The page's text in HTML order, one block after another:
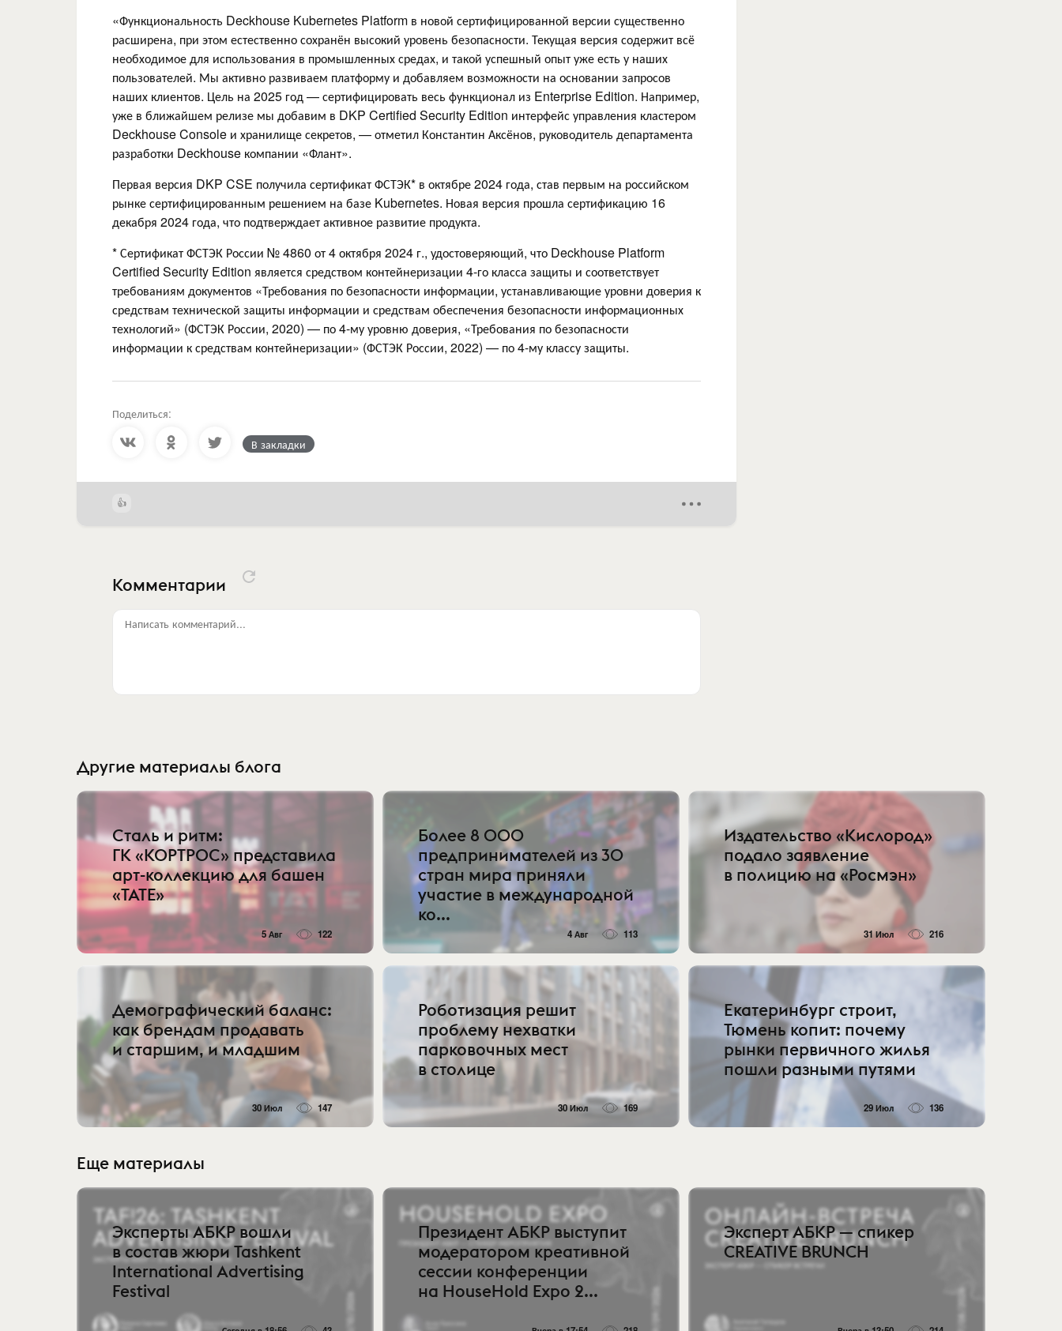
«Функциональность Deckhouse Kubernetes Platform в новой сертифицированной версии существенно
расширена, при этом естественно сохранён высокий уровень безопасности. Текущая версия содержит всё
необходимое для использования в промышленных средах, и такой успешный опыт уже есть у наших
пользователей. Мы активно развиваем платформу и добавляем возможности на основании запросов
наших клиентов. Цель на 2025 год — сертифицировать весь функционал из Enterprise Edition. Например,
уже в ближайшем релизе мы добавим в DKP Certified Security Edition интерфейс управления кластером
Deckhouse Console и хранилище секретов, — отметил Константин Аксёнов, руководитель департамента
разработки Deckhouse компании «Флант».
Первая версия DKP CSE получила сертификат ФСТЭК* в октябре 2024 года, став первым на российском
рынке сертифицированным решением на базе Kubernetes. Новая версия прошла сертификацию 16
декабря 2024 года, что подтверждает активное развитие продукта.
* Сертификат ФСТЭК России № 4860 от 4 октября 2024 г., удостоверяющий, что Deckhouse Platform
Certified Security Edition является средством контейнеризации 4-го класса защиты и соответствует
требованиям документов «Требования по безопасности информации, устанавливающие уровни доверия к
средствам технической защиты информации и средствам обеспечения безопасности информационных
технологий» (ФСТЭК России, 2020) — по 4-му уровню доверия, «Требования по безопасности
информации к средствам контейнеризации» (ФСТЭК России, 2022) — по 4-му классу защиты.
Поделиться:
В закладки
Комментарии
Написать комментарий...
Другие материалы блога
Сталь и ритм:
ГК «КОРТРОС» представила
арт-коллекцию для башен
«TATE»
5 Авг 122
Более 8 000
предпринимателей из 30
стран мира приняли
участие в международной
ко...
4 Авг 113
Издательство «Кислород»
подало заявление
в полицию на «Росмэн»
31 Июл 216
Демографический баланс:
как брендам продавать
и старшим, и младшим
30 Июл 147
Роботизация решит
проблему нехватки
парковочных мест
в столице
30 Июл 169
Екатеринбург строит,
Тюмень копит: почему
рынки первичного жилья
пошли разными путями
29 Июл 136
Еще материалы
Эксперты АБКР вошли
в состав жюри Tashkent
International Advertising
Festival
Президент АБКР выступит
модератором креативной
сессии конференции
на HouseHold Expo 2...
Эксперт АБКР — спикер
CREATIVE BRUNCH